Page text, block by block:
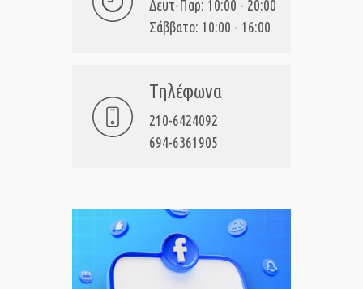
Δευτ-Παρ: 10:00 - 20:00
Σάββατο: 10:00 - 16:00
Τηλέφωνα
210-6424092
694-6361905